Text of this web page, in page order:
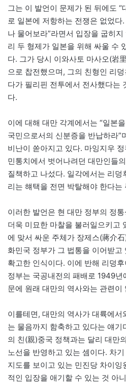
그는 이 발언이 문제가 된 뒤에도
로 일본에 저항하는 전쟁은 없었
나 물어보라”라면서 입장을 굽히
리 두 형제가 일본을 위해 싸울 수
다. 그가 당시 이와사토 마사오(岩
으로 찹전했으며, 그의 친형인 리
다가 필리핀 전투에서 전사했다는
다.
이에 대해 대만 각계에서는 “일본
국민으로서의 신분증을 반납하라”
비난이 쏟아지고 있다. 마잉지우
민통치에서 벗어나려던 대만인들
질책하고 나섰다. 일각에서는 리
리는 햬택을 전면 박탈해야 한다는
이러한 발언은 현 대만 정부의 정
더욱 미묘한 마찰을 불러일으키고
에 맞서 싸운 주체가 장제스(蔣介
화민국 정부가 그 법통을 이어받고
확고한 인식이다. 이에 반해 리덩
정부는 국공내전의 패배로 1949년
문에 원래 대만의 역사와는 관련이
이를테면, 대만의 역사가 대륙에
는 물음까지 함축하고 있다는 얘
의 친(親)중국 정책과는 달리 대만
노선을 반영하고 있는 셈이다. 차
지도를 보이고 있는 민진당 차이잉
적인 입장을 애기할 수 있는 것 아